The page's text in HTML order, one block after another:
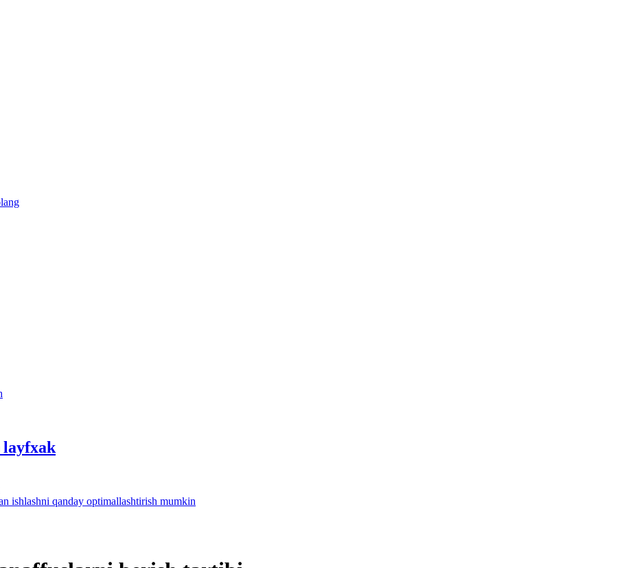
layfхak
ishlashni qanday optimallashtirish mumkin